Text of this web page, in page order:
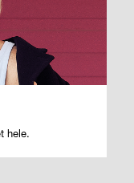
hele.